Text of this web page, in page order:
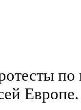
Европе.